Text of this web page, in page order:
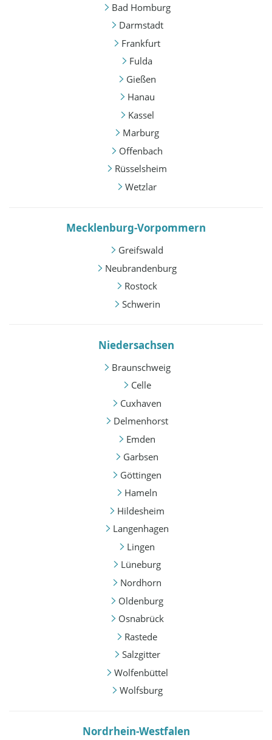
Bad Homburg
Darmstadt
Frankfurt
Fulda
Gießen
Hanau
Kassel
Marburg
Offenbach
Rüsselsheim
Wetzlar
Mecklenburg-Vorpommern
Greifswald
Neubrandenburg
Rostock
Schwerin
Niedersachsen
Braunschweig
Celle
Cuxhaven
Delmenhorst
Emden
Garbsen
Göttingen
Hameln
Hildesheim
Langenhagen
Lingen
Lüneburg
Nordhorn
Oldenburg
Osnabrück
Rastede
Salzgitter
Wolfenbüttel
Wolfsburg
Nordrhein-Westfalen